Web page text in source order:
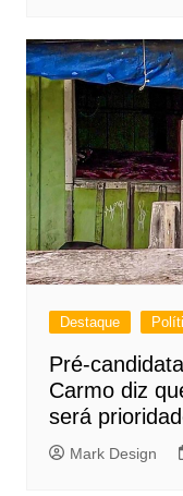
Destaque
Pré-
Carmo diz
será
Mark Design